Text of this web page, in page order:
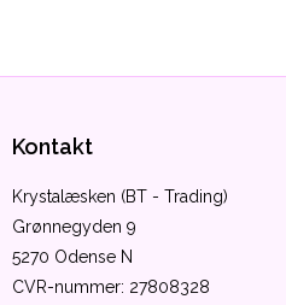
Kontakt
Krystalæsken (BT - Trading)
Grønnegyden 9
5270 Odense N
CVR-nummer: 27808328